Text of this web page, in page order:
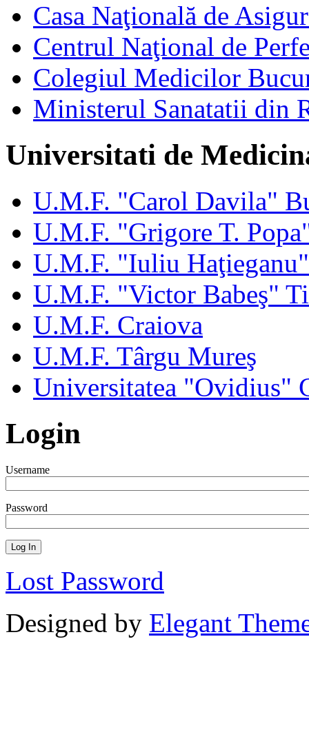
Casa Naţională de
Centrul Naţional de
Colegiul Medicilor
Ministerul Sanatatii din
Universitati de
U.M.F. "Carol Davila"
U.M.F. "Grigore T.
U.M.F. "Iuliu
U.M.F. "Victor Babeş"
U.M.F. Craiova
U.M.F. Târgu Mureş
Universitatea "Ovidius"
Login
Username
Password
Lost Password
Designed by Elegant